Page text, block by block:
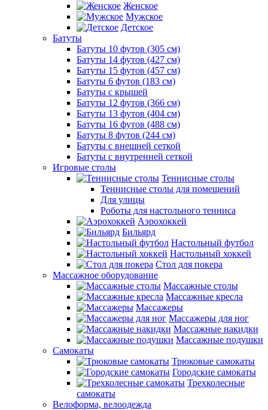
Женское
Мужское
Детское
Батуты
Батуты 10 футов (305 см)
Батуты 14 футов (427 см)
Батуты 15 футов (457 см)
Батуты 6 футов (183 см)
Батуты с крышей
Батуты 12 футов (366 см)
Батуты 13 футов (404 см)
Батуты 16 футов (488 см)
Батуты 8 футов (244 см)
Батуты с внешней сеткой
Батуты с внутренней сеткой
Игровые столы
Теннисные столы
Теннисные столы для помещений
Для улицы
Роботы для настольного тенниса
Аэрохоккей
Бильярд
Настольный футбол
Настольный хоккей
Стол для покера
Массажное оборудование
Массажные столы
Массажные кресла
Массажеры
Массажеры для ног
Массажные накидки
Массажные подушки
Самокаты
Трюковые самокаты
Городские самокаты
Трехколесные
самокаты
Велоформа, велоодежда